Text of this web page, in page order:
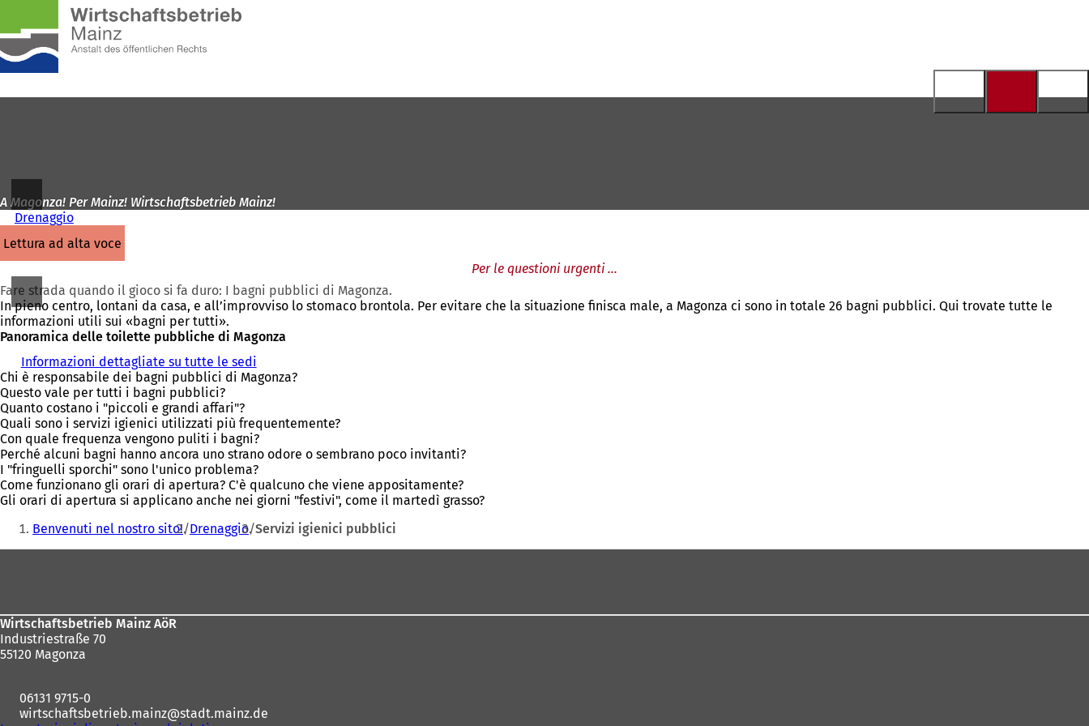
Vai al contenuto
iniziale
A Magonza! Per Mainz! Wirtschaftsbetrieb Mainz!
Drenaggio
lettura ad alta voce
Per le questioni urgenti ...
Fare strada quando il gioco si fa duro: I bagni pubblici di Magonza.
In pieno centro, lontani da casa, e all’improvviso lo stomaco brontola. Per evitare che la situazione finisca male, a Magonza ci sono in totale 26 bagni pubblici. Qui trovate tutte le
informazioni utili sui «bagni per tutti».
Panoramica delle toilette pubbliche di Magonza
Informazioni dettagliate su tutte le sedi
Chi è responsabile dei bagni pubblici di Magonza?
Questo vale per tutti i bagni pubblici?
Quanto costano i "piccoli e grandi affari"?
Quali sono i servizi igienici utilizzati più frequentemente?
Con quale frequenza vengono puliti i bagni?
Perché alcuni bagni hanno ancora uno strano odore o sembrano poco invitanti?
I "fringuelli sporchi" sono l'unico problema?
Come funzionano gli orari di apertura? C'è qualcuno che viene appositamente?
Gli orari di apertura si applicano anche nei giorni "festivi", come il martedì grasso?
Siete
qui:
Benvenuti nel nostro sito! Drenaggio Servizi igienici pubblici
Wirtschaftsbetrieb Mainz AöR
Industriestraße 70
55120 Magonza
06131 9715-0
wirtschaftsbetrieb.mainz
stadt.mainz de